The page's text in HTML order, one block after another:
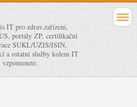
IT pro zdrav.zařízení,
portály ZP, certifikační
SUKL/UZIS/ISIN,
a ostatní služby kolem IT